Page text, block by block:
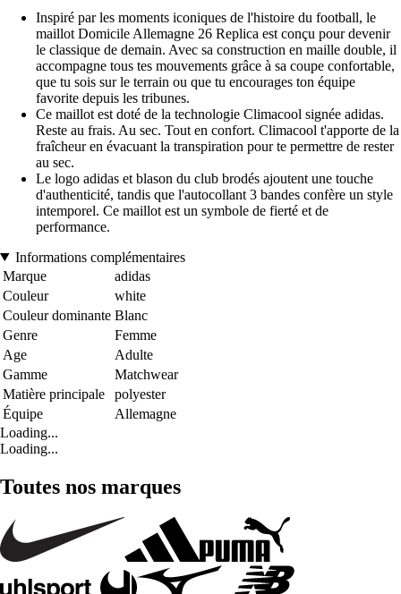
Inspiré par les moments iconiques de l'histoire du football, le
maillot Domicile Allemagne 26 Replica est conçu pour devenir
le classique de demain. Avec sa construction en maille double, il
accompagne tous tes mouvements grâce à sa coupe confortable,
que tu sois sur le terrain ou que tu encourages ton équipe
favorite depuis les tribunes.
Ce maillot est doté de la technologie Climacool signée adidas.
Reste au frais. Au sec. Tout en confort. Climacool t'apporte de la
fraîcheur en évacuant la transpiration pour te permettre de rester
au sec.
Le logo adidas et blason du club brodés ajoutent une touche
d'authenticité, tandis que l'autocollant 3 bandes confère un style
intemporel. Ce maillot est un symbole de fierté et de
performance.
Informations complémentaires
Marque
adidas
Couleur
white
Couleur dominante Blanc
Genre
Femme
Age
Adulte
Gamme
Matchwear
Matière principale
polyester
Équipe
Allemagne
Loading...
Loading...
Toutes nos marques